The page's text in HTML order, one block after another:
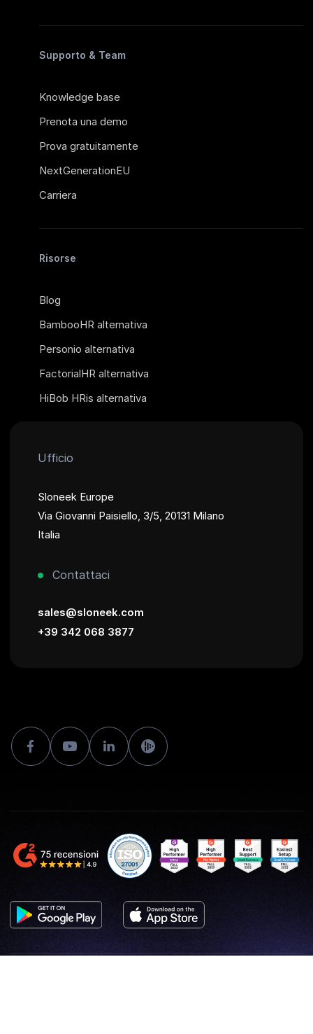
Supporto & Team
Knowledge base
Prenota una demo
Prova gratuitamente
NextGenerationEU
Carriera
Risorse
Blog
BambooHR alternativa
Personio alternativa
FactorialHR alternativa
HiBob HRis alternativa
Ufficio
Sloneek Europe
Via Giovanni Paisiello, 3/5, 20131 Milano
Italia
Contattaci
sales@sloneek.com
+39 342 068 3877